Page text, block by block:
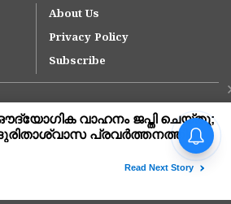
About Us
Privacy Policy
Subscribe
2007-